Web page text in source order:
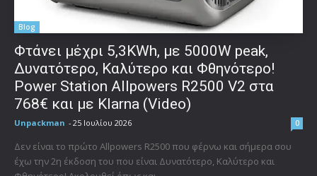
Blog
Φτάνει μέχρι 5,3KWh, με 5000W peak,
Δυνατότερο, Καλύτερο και Φθηνότερο!
Power Station Allpowers R2500 V2 στα
768€ και με Klarna (Video)
Unpackman - 25 Ιουλίου 2026 0
Δεν είναι το πρώτο Allpowers R2500 που φέρνω και σήμερα σου
έχω την 2η έκδοση του που είναι Δυνατότερο, Καλύτερο και